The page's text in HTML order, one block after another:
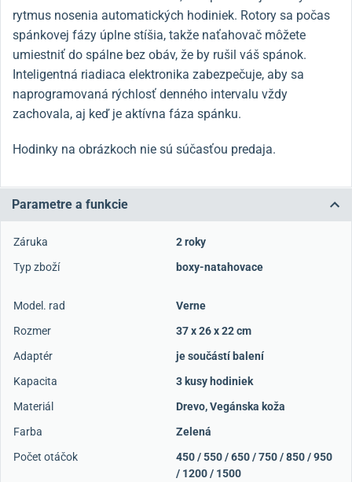
rytmus nosenia automatických hodiniek. Rotory sa počas
spánkovej fázy úplne stíšia, takže naťahovač môžete
umiestniť do spálne bez obáv, že by rušil váš spánok.
Inteligentná riadiaca elektronika zabezpečuje, aby sa
naprogramovaná rýchlosť denného intervalu vždy
zachovala, aj keď je aktívna fáza spánku.
Hodinky na obrázkoch nie sú súčasťou predaja.
Parametre a funkcie
Záruka
2 roky
Typ zboží
boxy-natahovace
Model. rad
Verne
Rozmer
37 x 26 x 22 cm
Adaptér
je součástí balení
Kapacita
3 kusy hodiniek
Materiál
Drevo,Vegánska koža
Farba
Zelená
Počet otáčok
450 / 550 / 650 / 750 / 850 / 950
/ 1200 / 1500